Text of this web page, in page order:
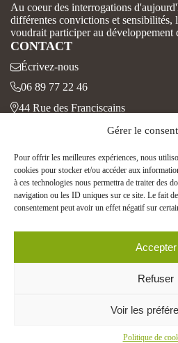
Gérer le
Pour offrir les meilleures expériences, nous
cookies pour stocker et/ou accéder aux
à ces technologies nous permettra de traiter des
navigation ou les ID uniques sur ce site. Le fait
consentement peut avoir un effet négatif sur
Accepter
Refuser
Voir les
Politique de
Au coeur des interrogations
différentes convictions et sensibilités,
voudrait participer au développement
CONTACT
Écrivez-nous
06 89 77 22 46
44 Rue des Franciscains
Mentions légales
Politique de cookies
Site développé par
TOUS DROITS RÉSERVÉS ©